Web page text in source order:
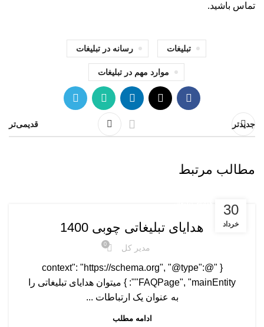
تماس باشید.
تبلیغات رسانه در تبلیغات
موارد مهم در تبلیغات
جدیدتر قدیمی‌تر
مطالب مرتبط
30
خرداد
مقالات هدایای تبلیغاتی
هدایای تبلیغاتی چوبی 1400
مدیر کل 0
{ "@context": "https://schema.org", "@type":
"FAQPage", "mainEntity": } میتوان هدایای تبلیغاتی را
به عنوان یک ارتباطات ...
ادامه مطلب